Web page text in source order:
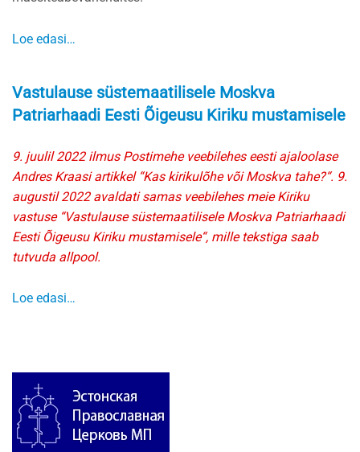
Loe edasi…
Vastulause süstemaatilisele Moskva
Patriarhaadi Eesti Õigeusu Kiriku mustamisele
9. juulil 2022 ilmus Postimehe veebilehes eesti ajaloolase
Andres Kraasi artikkel “Kas kirikulõhe või Moskva tahe?“. 9.
augustil 2022 avaldati samas veebilehes meie Kiriku
vastuse “Vastulause süstemaatilisele Moskva Patriarhaadi
Eesti Õigeusu Kiriku mustamisele“, mille tekstiga saab
tutvuda allpool.
Loe edasi…